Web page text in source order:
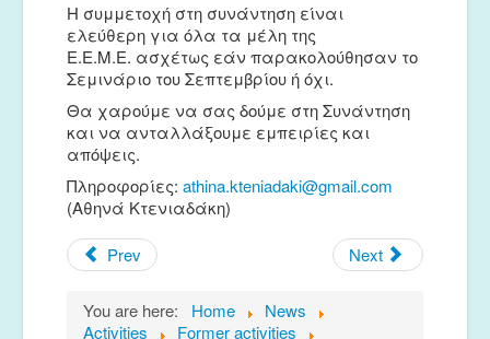
Η συμμετοχή στη συνάντηση είναι
ελεύθερη για όλα τα μέλη της
Ε.Ε.Μ.Ε. ασχέτως εάν παρακολούθησαν το
Σεμινάριο του Σεπτεμβρίου ή όχι.
Θα χαρούμε να σας δούμε στη Συνάντηση
και να ανταλλάξουμε εμπειρίες και
απόψεις.
Πληροφορίες: athina.kteniadaki@gmail.com
(Αθηνά Κτενιαδάκη)
Prev Next
You are here: Home
News
Activities
Former activities